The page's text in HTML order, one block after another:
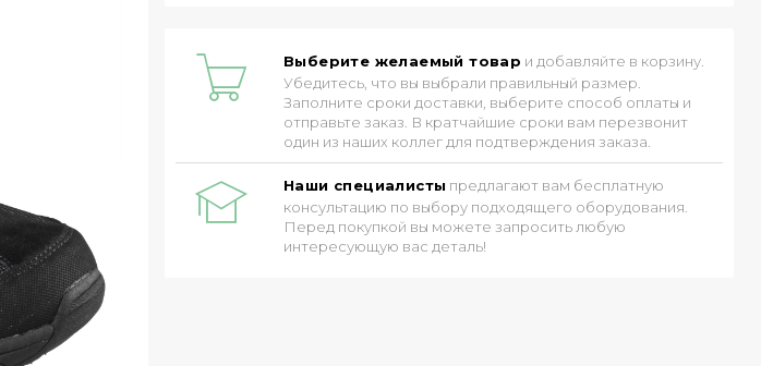
Выберите желаемый товар и добавляйте в корзину.
Убедитесь, что вы выбрали правильный размер.
Заполните сроки доставки, выберите способ оплаты и
отправьте заказ. В кратчайшие сроки вам перезвонит
один из наших коллег для подтверждения заказа.
Наши специалисты предлагают вам бесплатную
консультацию по выбору подходящего оборудования.
Перед покупкой вы можете запросить любую
интересующую вас деталь!